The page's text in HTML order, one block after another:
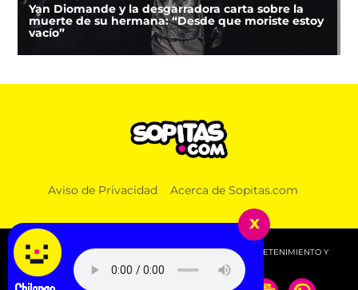
Yan Diomande y la desgarradora carta sobre la
muerte de su hermana: “Desde que moriste estoy
vacío”
Aviso de Privacidad Acerca de Sopitas.com
© 2026 SOPITAS.COM - MÚSICA, NOTICIAS, DEPORTES, ENTRETENIMIENTO Y
MÁS!.
x